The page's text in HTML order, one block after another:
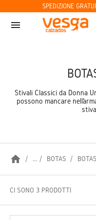
SPEDIZIONE
menu
Stivali Classici da Donna
possono mancare
home ... BOTAS
CI SONO 3 PRODOTTI